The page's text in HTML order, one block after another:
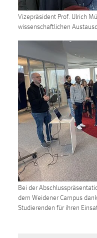
Vizepräsident Prof. Ulrich
wissenschaftlichen
Bei der
dem Weidener Campus
Studierenden für ihren